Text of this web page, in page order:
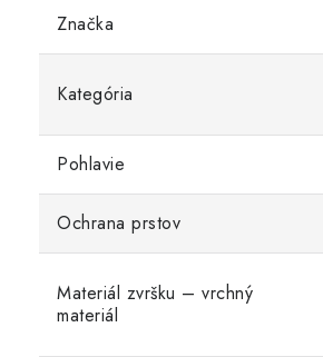
Značka
Kategória
Pohlavie
Ochrana prstov
Materiál zvršku – vrchný
materiál